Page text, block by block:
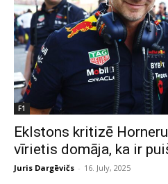
F1
Eklstons kritizē
vīrietis domāja, ka ir
Juris Dargēvičs - 16. July, 2025